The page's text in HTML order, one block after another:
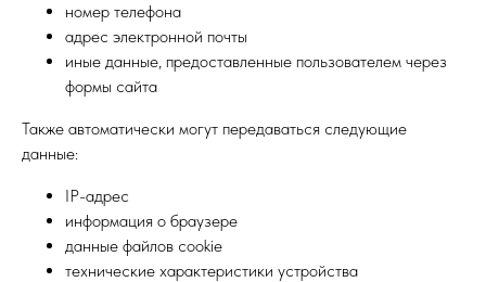
номер телефона
адрес электронной почты
иные данные, предоставленные пользователем через
формы сайта
Также автоматически могут передаваться следующие
данные:
IP-адрес
информация о браузере
данные файлов cookie
технические характеристики устройства